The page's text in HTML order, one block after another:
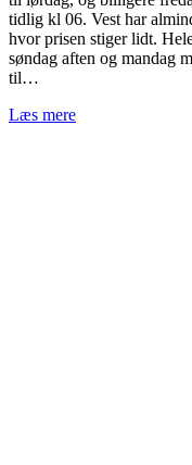
tidlig kl 06. Vest har
hvor prisen stiger lidt.
søndag aften og mandag
til…
Læs mere